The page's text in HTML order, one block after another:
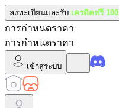
ลงทะเบียนและรับ เครดิตฟรี 100
การกำหนดราคา
การกำหนดราคา
เข้าสู่ระบบ